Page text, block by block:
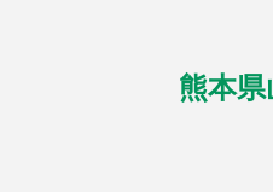
熊本